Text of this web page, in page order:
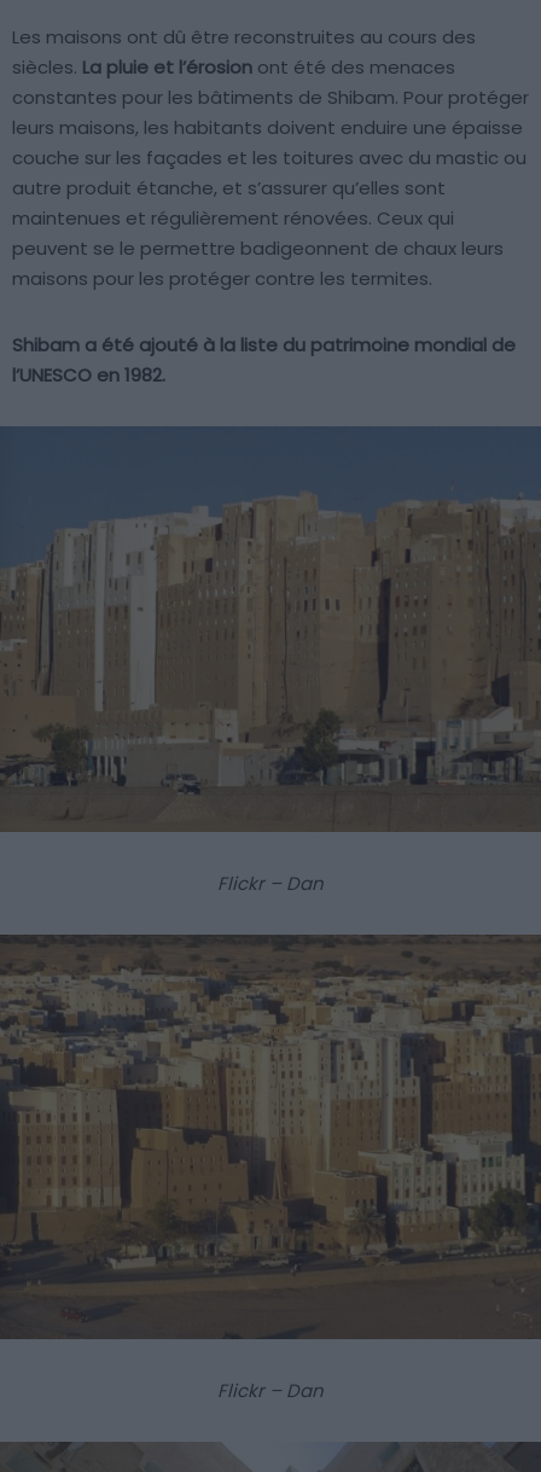
Les maisons ont dû être reconstruites au cours des
siècles. La pluie et l’érosion ont été des menaces
constantes pour les bâtiments de Shibam. Pour protéger
leurs maisons, les habitants doivent enduire une épaisse
couche sur les façades et les toitures avec du mastic ou
autre produit étanche, et s’assurer qu’elles sont
maintenues et régulièrement rénovées. Ceux qui
peuvent se le permettre badigeonnent de chaux leurs
maisons pour les protéger contre les termites.
Shibam a été ajouté à la liste du patrimoine mondial de
l’UNESCO en 1982.
Flickr – Dan
Flickr – Dan